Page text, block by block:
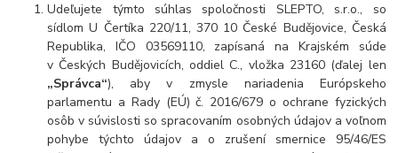
Udeľujete týmto súhlas spoločnosti SLEPTO, s.r.o., so
sídlom U Čertíka 220/11, 370 10 České Budějovice, Česká
Republika, IČO 03569110, zapísaná na Krajském súde
v Českých Budějovicích, oddiel C., vložka 23160 (ďalej len
„Správca“), aby v zmysle nariadenia Európskeho
parlamentu a Rady (EÚ) č. 2016/679 o ochrane fyzických
osôb v súvislosti so spracovaním osobných údajov a voľnom
pohybe týchto údajov a o zrušení smernice 95/46/ES